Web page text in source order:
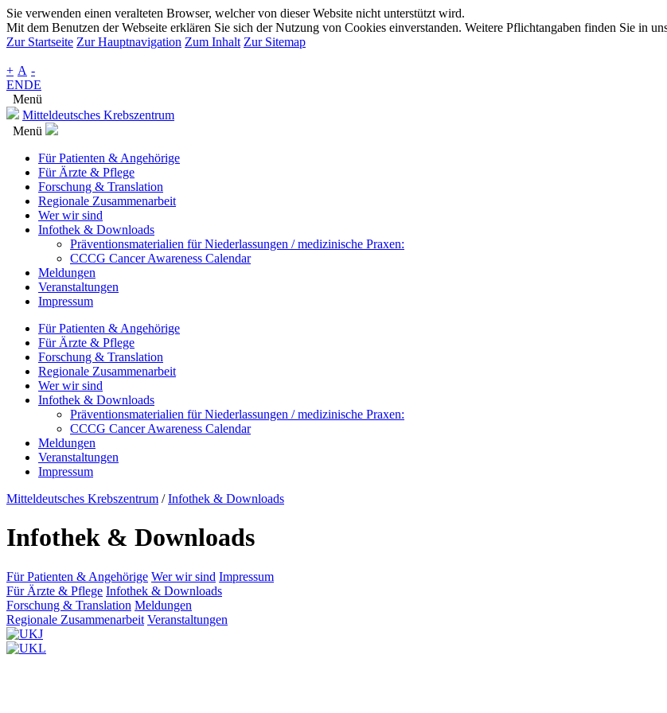
Sie verwenden einen veralteten Browser, welcher von dieser Website nicht unterstützt wird.
Mit dem Benutzen der Webseite erklären Sie sich der Nutzung von Cookies einverstanden. Weitere Pflichtangaben finden Sie in
Zur Startseite Zur Hauptnavigation Zum Inhalt Zur Sitemap
+ A -
ENDE
Menü
Mitteldeutsches Krebszentrum
Menü
Für Patienten & Angehörige
Für Ärzte & Pflege
Forschung & Translation
Regionale Zusammenarbeit
Wer wir sind
Infothek & Downloads
Präventionsmaterialien für Niederlassungen / medizinische Praxen:
CCCG Cancer Awareness Calendar
Meldungen
Veranstaltungen
Impressum
Für Patienten & Angehörige
Für Ärzte & Pflege
Forschung & Translation
Regionale Zusammenarbeit
Wer wir sind
Infothek & Downloads
Präventionsmaterialien für Niederlassungen / medizinische Praxen:
CCCG Cancer Awareness Calendar
Meldungen
Veranstaltungen
Impressum
Mitteldeutsches Krebszentrum /Infothek & Downloads
Infothek & Downloads
Für Patienten & Angehörige Wer wir sind Impressum
Für Ärzte & Pflege Infothek & Downloads
Forschung & Translation Meldungen
Regionale Zusammenarbeit Veranstaltungen